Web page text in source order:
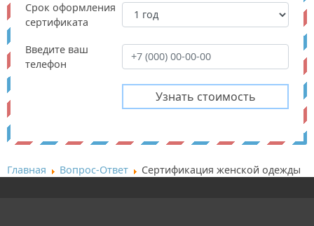
Срок оформления
сертификата
Введите ваш
телефон
Главная Вопрос-Ответ Сертификация женской одежды